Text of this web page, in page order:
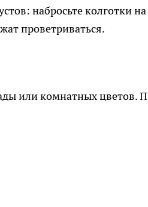
набросьте колготки на
проветриваться.
или комнатных цветов. П